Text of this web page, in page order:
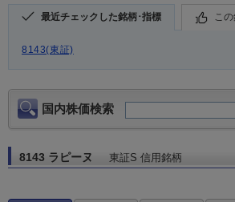
最近チェックした銘柄･指標 こ
8143(東証)